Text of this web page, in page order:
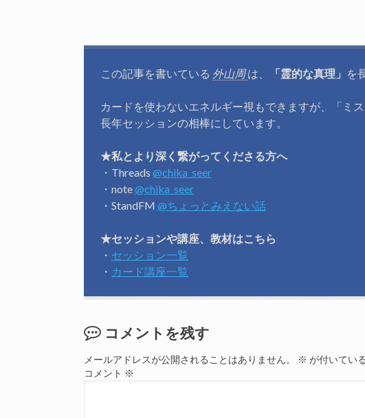
この記事を書いている 外山周は、 「霊的な真理」 を
カードを使わないエネルギー視もできますが、「ミ
長年セッションの相棒にしています。
★私とより深く繋がってくださる方へ
・Threads @chika_seer
・note @chika_seer
・StandFM @ちょっとみえない話
★セッションや講座、教材はこちら
・ セッション一覧
・ カード講座一覧
コメントを残す
メールアドレスが公開されることはありません。 ※ が付いてい
コメント ※